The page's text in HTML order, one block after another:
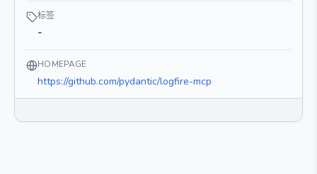
标签
-
HOMEPAGE
https://github.com/pydantic/logfire-mcp